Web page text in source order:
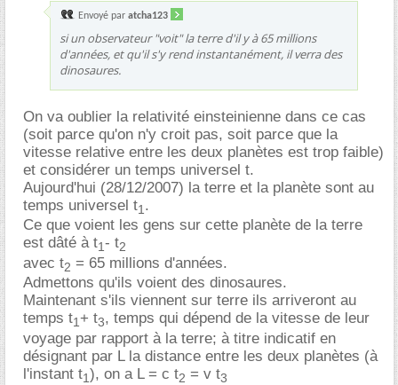
Envoyé par atcha123
si un observateur "voit" la terre d'il y à 65 millions
d'années, et qu'il s'y rend instantanément, il verra des
dinosaures.
On va oublier la relativité einsteinienne dans ce cas
(soit parce qu'on n'y croit pas, soit parce que la
vitesse relative entre les deux planètes est trop faible)
et considérer un temps universel t.
Aujourd'hui (28/12/2007) la terre et la planète sont au
temps universel t1.
Ce que voient les gens sur cette planète de la terre
est dâté à t1- t2
avec t2 = 65 millions d'années.
Admettons qu'ils voient des dinosaures.
Maintenant s'ils viennent sur terre ils arriveront au
temps t1+ t3, temps qui dépend de la vitesse de leur
voyage par rapport à la terre; à titre indicatif en
désignant par L la distance entre les deux planètes (à
l'instant t1), on a L = c t2 = v t3